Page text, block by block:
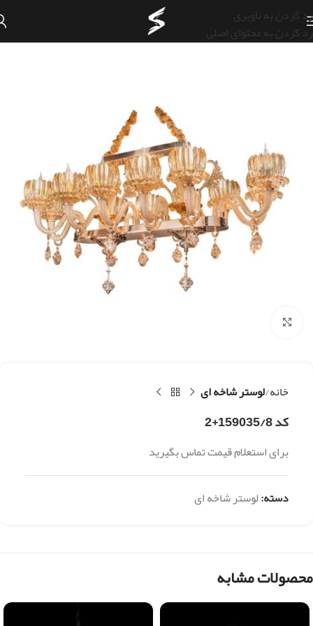
رد کردن به ناوبری
رد کردن به محتوای اصلی
خانه لوستر شاخه ای
کد 159035/8+2
برای استعلام قیمت تماس بگیرید
دسته:لوستر شاخه ای
محصولات مشابه